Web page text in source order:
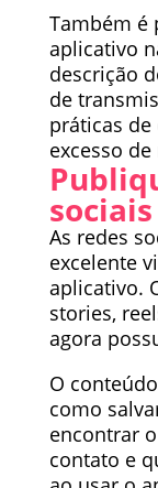
Também é
aplicativo
descrição
de
práticas
excesso
As redes
excelente
aplicativo.
stories,
agora
O
como
encontrar
contato e